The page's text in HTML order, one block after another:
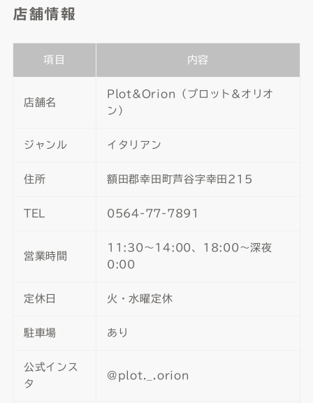
店舗情報
項目 内容
店舗名
Plot&Orion（プロット&オリオ
ン）
ジャンル イタリアン
住所 額田郡幸田町芦谷字幸田215
TEL 0564-77-7891
営業時間
11:30〜14:00、18:00〜深夜
0:00
定休日 火・水曜定休
駐車場 あり
公式インス
タ
@plot._.orion